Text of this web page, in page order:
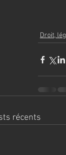
Droit,
récents